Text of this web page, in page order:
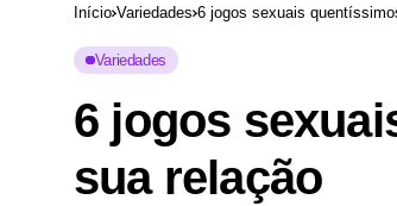
Início Variedades 6 jogos sexuais
Variedades
6 jogos
sua relação